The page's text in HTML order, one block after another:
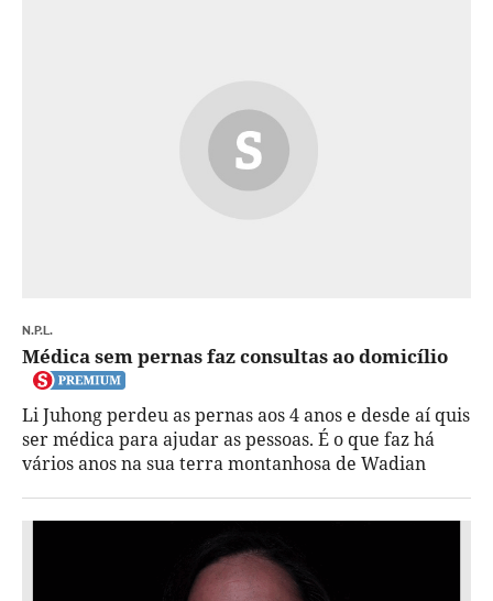
N.P.L.
Médica sem pernas faz consultas ao domicílio
Li Juhong perdeu as pernas aos 4 anos e desde aí quis
ser médica para ajudar as pessoas. É o que faz há
vários anos na sua terra montanhosa de Wadian